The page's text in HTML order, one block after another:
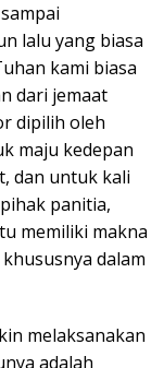
lalu yang biasa
kami biasa
dari jemaat
dipilih oleh
maju kedepan
dan untuk kali
panitia,
memiliki makna
dalam
melaksanakan
adalah